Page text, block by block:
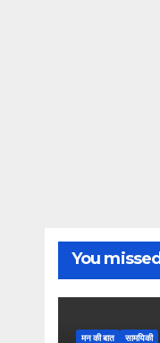
You missed
मन की बात सामयिकी